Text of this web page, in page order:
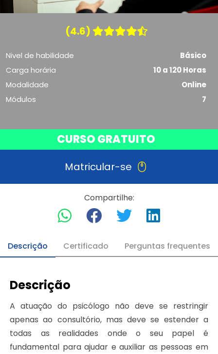
(4.6)
Nivel de habilidade
Básico
Carga horária
10 a 120 Horas
Modalidade
Online
Módulos
7
CURSO GRATUITO
Matricular-se
Compartilhe:
Descrição Certificado Perguntas frequentes
Descrição
A atuação do psicólogo não deve se restringir
apenas ao consultório, mas deve se estender a
todas as realidades onde o seu papel é
fundamental para ajudar e auxiliar as pessoas em